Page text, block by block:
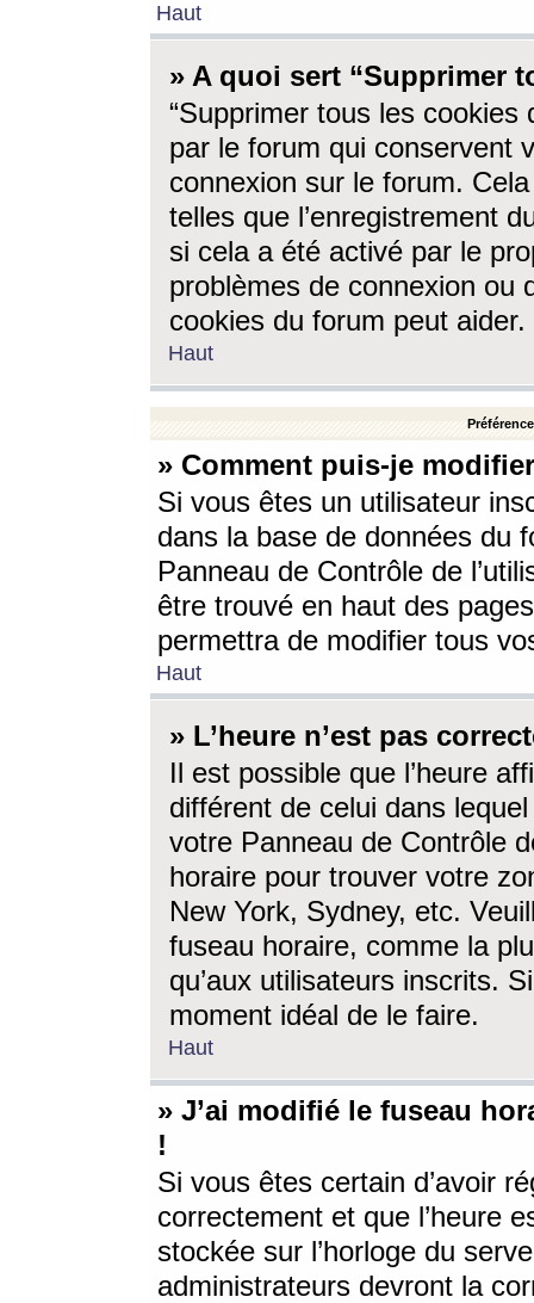
Haut
» A quoi sert “Supprimer
“Supprimer tous les cookies
par le forum qui conservent
connexion sur le forum.
telles que l’enregistrement
si cela a été activé par le
problèmes de connexion ou
cookies du forum peut aider.
Haut
» Comment puis-je
Si vous êtes un utilisateur
dans la base de données du
Panneau de Contrôle de
être trouvé en haut des
permettra de modifier tous
Haut
» L’heure n’est pas
Il est possible que l’heure
différent de celui dans
votre Panneau de Contrôle
horaire pour trouver votre
New York, Sydney, etc.
fuseau horaire, comme la
qu’aux utilisateurs inscrits.
moment idéal de le faire.
Haut
» J’ai modifié le fuseau
!
Si vous êtes certain d’avoir
correctement et que l’heure
stockée sur l’horloge du
administrateurs devront la